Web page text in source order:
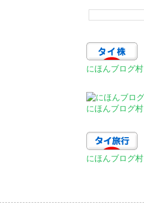
にほんブログ村
にほんブログ村
にほんブログ村